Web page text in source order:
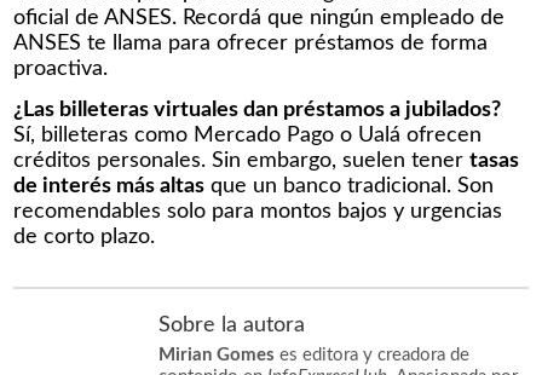
oficial de ANSES. Recordá que ningún empleado de
ANSES te llama para ofrecer préstamos de forma
proactiva.
¿Las billeteras virtuales dan préstamos a jubilados?
Sí, billeteras como Mercado Pago o Ualá ofrecen
créditos personales. Sin embargo, suelen tenertasas
de interés más altas que un banco tradicional. Son
recomendables solo para montos bajos y urgencias
de corto plazo.
Sobre la autora
Mirian Gomes es editora y creadora de